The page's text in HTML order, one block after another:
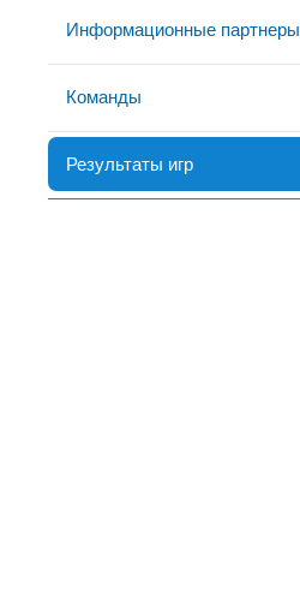
Информационные партнеры
Команды
Результаты игр